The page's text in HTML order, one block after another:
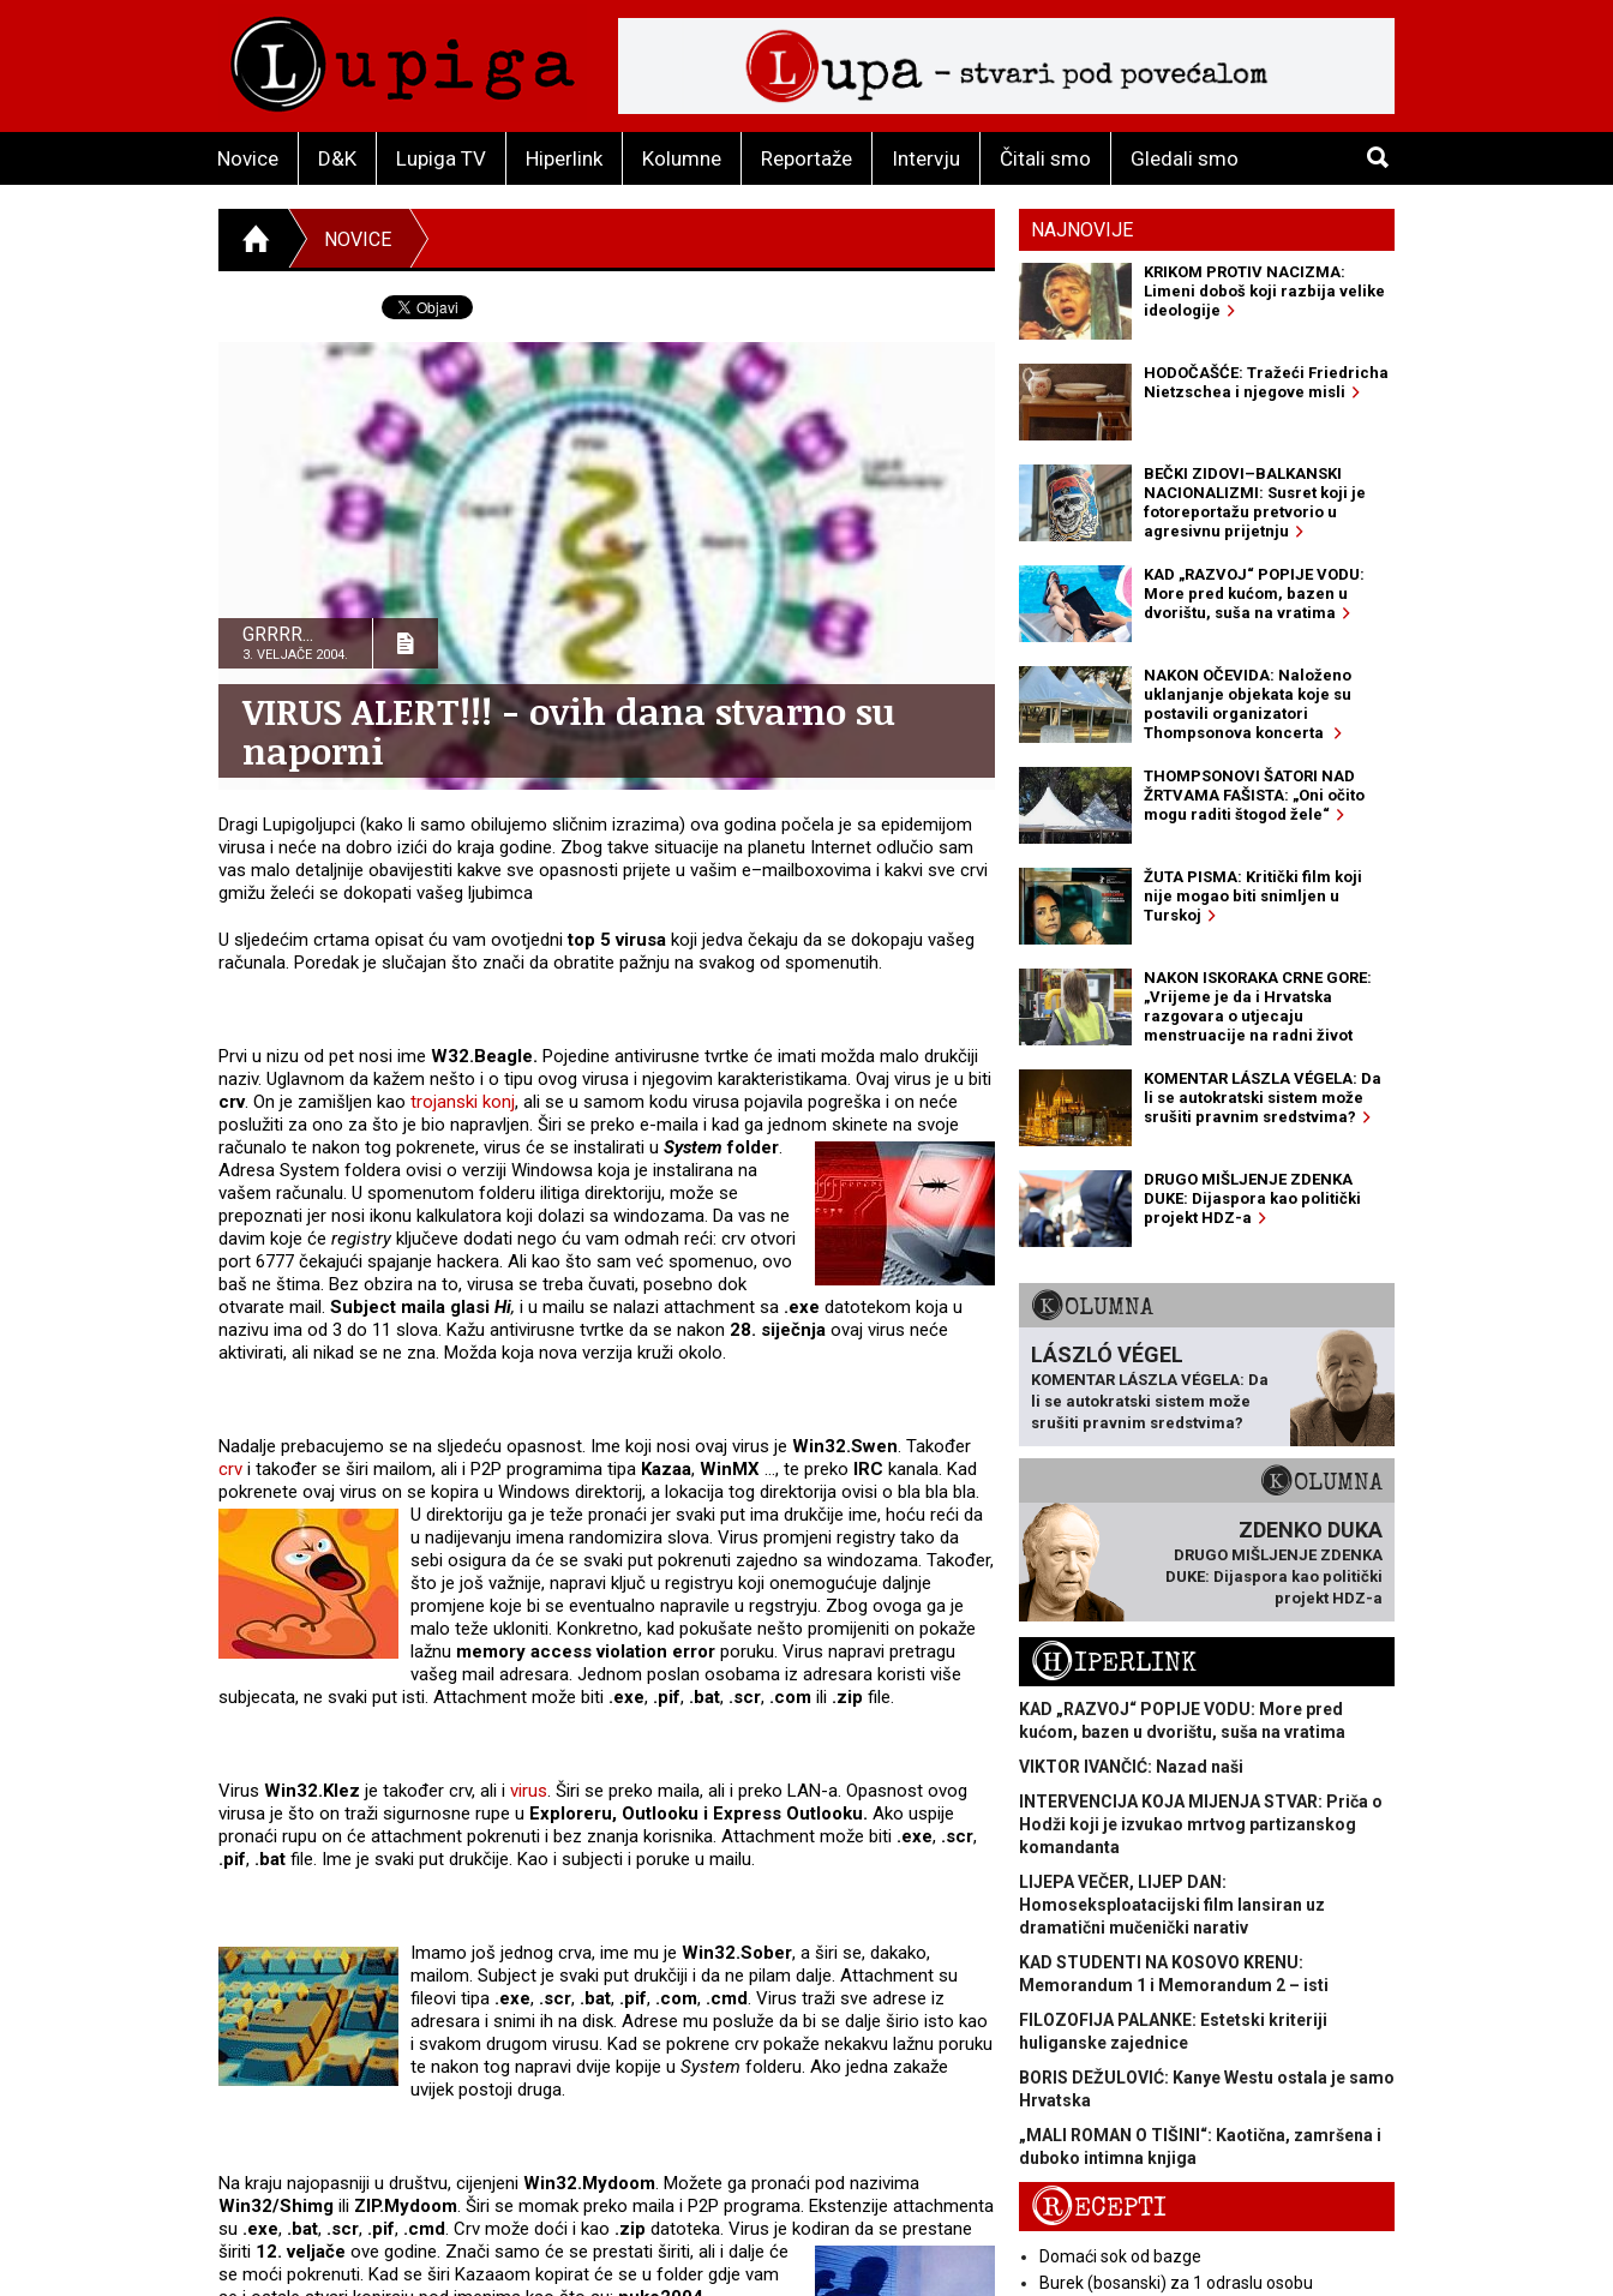
Novice D&K Lupiga TV Hiperlink Kolumne Reportaže Intervju Čitali smo Gledali smo
NOVICE
GRRRR...
3. VELJAČE 2004.
VIRUS ALERT!!! - ovih dana stvarno su
naporni
Dragi Lupigoljupci (kako li samo obilujemo sličnim izrazima) ova godina počela je sa epidemijom
virusa i neće na dobro izići do kraja godine. Zbog takve situacije na planetu Internet odlučio sam
vas malo detaljnije obavijestiti kakve sve opasnosti prijete u vašim e–mailboxovima i kakvi sve crvi
gmižu želeći se dokopati vašeg ljubimca
U sljedećim crtama opisat ću vam ovotjednitop 5 virusa koji jedva čekaju da se dokopaju vašeg
računala. Poredak je slučajan što znači da obratite pažnju na svakog od spomenutih.
Prvi u nizu od pet nosi ime W32.Beagle. Pojedine antivirusne tvrtke će imati možda malo drukčiji
naziv. Uglavnom da kažem nešto i o tipu ovog virusa i njegovim karakteristikama. Ovaj virus je u biti
crv. On je zamišljen kao trojanski konj, ali se u samom kodu virusa pojavila pogreška i on neće
poslužiti za ono za što je bio napravljen. Širi se preko e-maila i kad ga jednom skinete na svoje
računalo te nakon tog pokrenete, virus će se instalirati u System folder.
Adresa System foldera ovisi o verziji Windowsa koja je instalirana na
vašem računalu. U spomenutom folderu ilitiga direktoriju, može se
prepoznati jer nosi ikonu kalkulatora koji dolazi sa windozama. Da vas ne
davim koje će registryključeve dodati nego ću vam odmah reći: crv otvori
port 6777 čekajući spajanje hackera. Ali kao što sam već spomenuo, ovo
baš ne štima. Bez obzira na to, virusa se treba čuvati, posebno dok
otvarate mail. Subject maila glasi Hi, i u mailu se nalazi attachment sa .exe datotekom koja u
nazivu ima od 3 do 11 slova. Kažu antivirusne tvrtke da se nakon 28. siječnja ovaj virus neće
aktivirati, ali nikad se ne zna. Možda koja nova verzija kruži okolo.
Nadalje prebacujemo se na sljedeću opasnost. Ime koji nosi ovaj virus je Win32.Swen. Također
crv i također se širi mailom, ali i P2P programima tipa Kazaa, WinMX …, te preko IRC kanala. Kad
pokrenete ovaj virus on se kopira u Windows direktorij, a lokacija tog direktorija ovisi o bla bla bla.
U direktoriju ga je teže pronaći jer svaki put ima drukčije ime, hoću reći da
u nadijevanju imena randomizira slova. Virus promjeni registry tako da
sebi osigura da će se svaki put pokrenuti zajedno sa windozama. Također,
što je još važnije, napravi ključ u registryu koji onemogućuje daljnje
promjene koje bi se eventualno napravile u regstryju. Zbog ovoga ga je
malo teže ukloniti. Konkretno, kad pokušate nešto promijeniti on pokaže
lažnu memory access violation error poruku. Virus napravi pretragu
vašeg mail adresara. Jednom poslan osobama iz adresara koristi više
subjecata, ne svaki put isti. Attachment može biti .exe, .pif, .bat, .scr, .com ili .zip file.
Virus Win32.Klez je također crv, ali i virus. Širi se preko maila, ali i preko LAN-a. Opasnost ovog
virusa je što on traži sigurnosne rupe u Exploreru, Outlooku i Express Outlooku. Ako uspije
pronaći rupu on će attachment pokrenuti i bez znanja korisnika. Attachment može biti .exe, .scr,
.pif, .bat file. Ime je svaki put drukčije. Kao i subjecti i poruke u mailu.
Imamo još jednog crva, ime mu je Win32.Sober, a širi se, dakako,
mailom. Subject je svaki put drukčiji i da ne pilam dalje. Attachment su
fileovi tipa .exe, .scr, .bat, .pif, .com, .cmd. Virus traži sve adrese iz
adresara i snimi ih na disk. Adrese mu posluže da bi se dalje širio isto kao
i svakom drugom virusu. Kad se pokrene crv pokaže nekakvu lažnu poruku
te nakon tog napravi dvije kopije u System folderu. Ako jedna zakaže
uvijek postoji druga.
Na kraju najopasniji u društvu, cijenjeni Win32.Mydoom. Možete ga pronaći pod nazivima
Win32/Shimg ili ZIP.Mydoom. Širi se momak preko maila i P2P programa. Ekstenzije attachmenta
su .exe, .bat, .scr, .pif, .cmd. Crv može doći i kao .zip datoteka. Virus je kodiran da se prestane
širiti 12. veljače ove godine. Znači samo će se prestati širiti, ali i dalje će
se moći pokrenuti. Kad se širi Kazaaom kopirat će se u folder gdje vam
NAJNOVIJE
KRIKOM PROTIV NACIZMA:
Limeni doboš koji razbija velike
ideologije
HODOČAŠĆE: Tražeći Friedricha
Nietzschea i njegove misli
BEČKI ZIDOVI–BALKANSKI
NACIONALIZMI: Susret koji je
fotoreportažu pretvorio u
agresivnu prijetnju
KAD „RAZVOJ“ POPIJE VODU:
More pred kućom, bazen u
dvorištu, suša na vratima
NAKON OČEVIDA: Naloženo
uklanjanje objekata koje su
postavili organizatori
Thompsonova koncerta
THOMPSONOVI ŠATORI NAD
ŽRTVAMA FAŠISTA: „Oni očito
mogu raditi štogod žele“
ŽUTA PISMA: Kritički film koji
nije mogao biti snimljen u
Turskoj
NAKON ISKORAKA CRNE GORE:
„Vrijeme je da i Hrvatska
razgovara o utjecaju
menstruacije na radni život
KOMENTAR LÁSZLA VÉGELA: Da
li se autokratski sistem može
srušiti pravnim sredstvima?
DRUGO MIŠLJENJE ZDENKA
DUKE: Dijaspora kao politički
projekt HDZ-a
KOLUMNA
LÁSZLÓ VÉGEL
KOMENTAR LÁSZLA VÉGELA: Da
li se autokratski sistem može
srušiti pravnim sredstvima?
KOLUMNA
ZDENKO DUKA
DRUGO MIŠLJENJE ZDENKA
DUKE: Dijaspora kao politički
projekt HDZ-a
HIPERLINK
KAD „RAZVOJ“ POPIJE VODU: More pred
kućom, bazen u dvorištu, suša na vratima
VIKTOR IVANČIĆ: Nazad naši
INTERVENCIJA KOJA MIJENJA STVAR: Priča o
Hodži koji je izvukao mrtvog partizanskog
komandanta
LIJEPA VEČER, LIJEP DAN:
Homoseksploatacijski film lansiran uz
dramatični mučenički narativ
KAD STUDENTI NA KOSOVO KRENU:
Memorandum 1 i Memorandum 2 – isti
FILOZOFIJA PALANKE: Estetski kriteriji
huliganske zajednice
BORIS DEŽULOVIĆ: Kanye Westu ostala je samo
Hrvatska
„MALI ROMAN O TIŠINI“: Kaotična, zamršena i
duboko intimna knjiga
RECEPTI
Domaći sok od bazge
Burek (bosanski) za 1 odraslu osobu